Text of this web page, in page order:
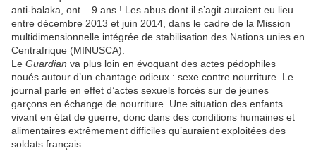
anti-balaka, ont ...9 ans ! Les abus dont il s’agit auraient eu lieu
entre décembre 2013 et juin 2014, dans le cadre de la Mission
multidimensionnelle intégrée de stabilisation des Nations unies en
Centrafrique (MINUSCA).
Le Guardian va plus loin en évoquant des actes pédophiles
noués autour d’un chantage odieux : sexe contre nourriture. Le
journal parle en effet d’actes sexuels forcés sur de jeunes
garçons en échange de nourriture. Une situation des enfants
vivant en état de guerre, donc dans des conditions humaines et
alimentaires extrêmement difficiles qu’auraient exploitées des
soldats français.